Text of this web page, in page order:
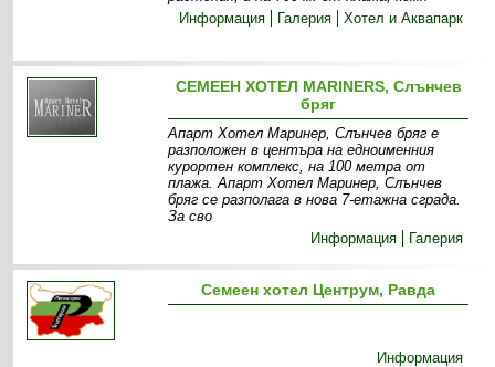
Информация
Галерия Хотел и Аквапарк
СЕМЕЕН ХОТЕЛ MARINERS, Слънчев
бряг
Апарт Хотел Маринер, Слънчев бряг е
разположен в центъра на едноименния
курортен комплекс, на 100 метра от
плажа. Апарт Хотел Маринер, Слънчев
бряг се разполага в нова 7-етажна сграда.
За сво
Информация
Галерия
Семеен хотел Центрум, Равда
Информация